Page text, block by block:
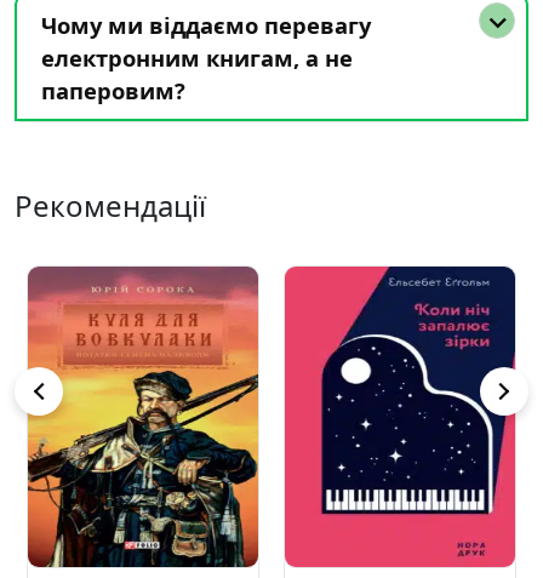
Чому ми віддаємо перевагу
електронним книгам, а не
паперовим?
Рекомендації